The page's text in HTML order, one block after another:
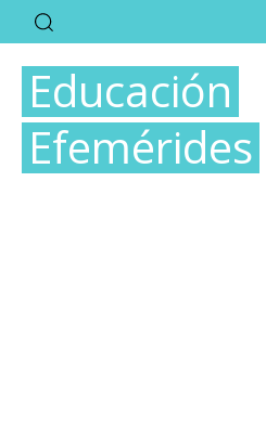
Educación
Efemérides